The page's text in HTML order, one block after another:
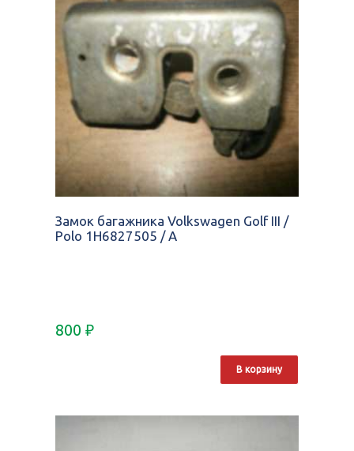
Замок багажника Volkswagen Golf III /
Polo 1H6827505 / A
800 ₽
В корзину